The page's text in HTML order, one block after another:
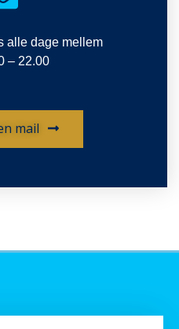
alle dage mellem
– 22.00
mail